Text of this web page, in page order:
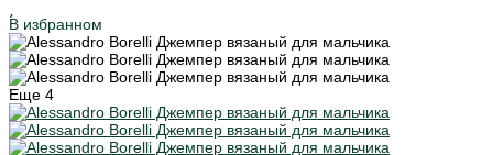
В избранном
Еще 4